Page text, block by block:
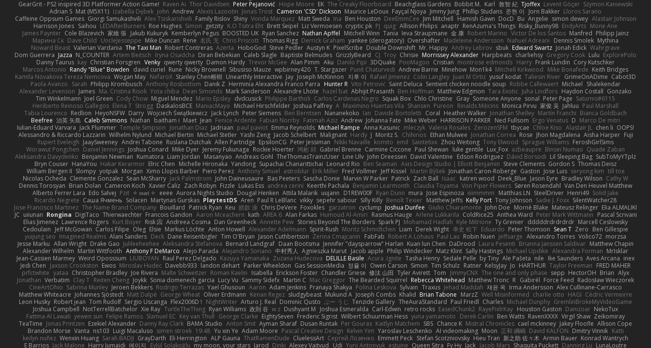
GearGrit - PS2 inspired 3D Platformer Action Game! Raven Ai Thor Davidsen Peter Pejanović Hope Moore EK The Creaky Floorboard Beachglass Gardens Bobbit M. Karl 敦智 紀 Tjoffex Levent Göçer Szymon Kaniewski
Adrian S Mat (M5X11) Izabella Dębek john Andrew Alexis Lazootin Jonas Trost Cameron 'CSD' Dickson Maurice LeDoux Fayçal Njoya Jimmy Jung Phillip Studans 준현 이 Jorn Bakker Lloros Sarano
Caffeine Oppsum Games Giorgi Samukashvili Alex Tsiskarishvili Family Rislov Shiny Vonda Marquez Matt Sweda Ina Ben Houston DeeEmmCee Jim Mitchell Hamish Gawn DocD Bu Angelie simon dewey Alastair Johnson
Harrison Jones Saihou LEDAfterBurners Roe Hughes Simon getzity K.O Tsitra Eht Brett Seipel Liz Vermoesen cryptic pk PJ quig Allison Philips anaptr RenAzuma's Things Risky_Bunny98 EndyArts Mone Ane
James Paynter Cole Blazevich 家維 張 Jakub Kukuryk Kemberlyn Pegus BOOSTED UK Ryan Sanchez Nathan Apffel Mitchell Winn Tania Ieva Straupmane 金 康 Robert Marino Victor De los Santos Manfred Philipp Jainz
Марина Ск Dave Child UncleJesseppe Mike Duncan Rene 名氏 无 Chris Priscott Thomas Rigg Derrick Graham yankee (derogatory) Overshafter Madeleine Andersson Nahuel Adreani Dennis Smolek Mythina
Noward Beast Valerian Vardania The Taxi Man Robert Contreras Azerta HoboGod Steve Pedler Austyn K PixelScribe Double Downshift Mr. Happy Andrey Lebrov sbuk Edward Swartz Jonah Edick Wahrgrave
Dom Guerrera Jazza N_COUNTER Artem Beitsch Iryna Osadcha Diran Bebekian Caleb Slagle Baptiste Belmudes GrizzlyBeard CJ Troy Chrisie Morrissey Alexander Harpbeats charliehsy Gregory Cook Lulu ExplorePolo
Danny Taurus kay Christian Forsgren Venky qwerty qwerty Damon Hardy Trevor McGee Alan Pimm Aku Danilo Pipi 3DQuake PooMagoo Cristian montrose edmonds Harry Frank Lundin Cory Kutschker
Marcos Antonio Randy "Blue" Bowden david curiel Rune Nicky Brownell Sibusiso Mauze wpbirney420 T. Stargazer Punit Chaturvedi Andrew Barrie Minehow Mon1k4 Mitchell Kirkwood Mike Bonafede Keith Bridges
Kamila Novakova Tereza Nemcova Wogan May NefaroX Stanley Chen榕樹 Unearthly Interactive Jay Joseph McKinnon 지후 이 Rafael Jimenez Colin Langley Juan M Ortiz yusuf kodat Taliesin River GrimeOnADime Cabot3D
Paola Avanzo Sarah Philipp Krombusch Anthony Rosbottom Danik Z Herminia Alexandra Franco Parra Hunter R Vito Petrović Saint Deluca Sentient chicken noodle soup Robbe Callewaert Michael Shalekendar
Alexander Levenson James Ma. Cristina Risoli Yota chiba Dean Simonds Mark Sanderson Alexandre Lhote hazel bat Abhijit Prasanth Ben Hoffman Matthew Edgmon Tara Exotic Juha Lindfors Haydon Costall Gonzako
Tim Winkelmann Joel Green Cody Chow Miguel Mendez Mario Epsley dvdcusick Philippe Bartholi Carlos Cardenas Negro Squak Box Chlo Christine Gray Someone Anyone sonal Peter Page Saturnis#6115
Heriberto Reinoso Gallegos Elena T Strogg DaskalosBCE ManiacMayo Michael Hirschfelder Joshua Palfrey A Maximino Huertas Vila Shansen Pureon Rinalds Miļicins Monica Pirvu 家俊 吴 Jahluu Paul Marshall
Tabia Lourenco Redlion HeyoNSFW Darry Wojciech Świątkiewicz Jack Lynch Peter Siemens Ben Berntsen Nananekoko Ian Davide Bortoletti Coral Heather Walker Jonathan Shelley Martín Franchi Bianca Goldbach
Beefree 治英 矢島 Caleb Simmons Nathan baitham i Maet Jean Fenice Ardente Fabian Norrby Fatimah Aziz Andrew Johanna Fate Mike Weber HARRISON PARKER Ned Fullsom Ergo Venatus D Marco De mitri
Iulian-Eduard Varvara Jack Plummer Temple Simpson Jonathan Diaz Jadriaan paul paviot Emma Reynolds Michael Rampe Anna Kasunic mleczyk Valeria Rosales ZerozenSFM tbycae Chloe Kiso Alastair JL chen li OOPS!
Alessandro & Riccardo Lazzarin Wilhelm Nylund Michael Bertin Michael Stetler Yashi Zeng Jacob Schelbert Malignant Hardy J Moritz S. Chihirios Ethan Mulwee Jonathan Correa Rose Jhon Magdalena Aisha Harper Fuji
Rupert Eveleigh JaaySweeney Andrei Tabone Ruslana Dutchak Allen Partridge EpsilonCG Peter Jessiman Nikki Navaille komito emil Saintetixx Zhou Weitong Tony Elwood Sprague Williams FeroshGirlSims
Worawut Pongchen Daniel Jennings Joshua Conard Mike Dyer Jeremy Fukunaga Rockie Hoerter 鸿彬 邱 Gabriel Brenne Carmine Ciccone Paul Shewan luke gentile Lux_Fox azbeaupre Binsei Numao Quade Zaban
Aleksandra Davydenko Benjamin Newman Kumatora Liam Jordan Masanyao Andreas Gohl TheThomasTrainzUser Line Ulv John Dreessen David Valentine Edson Rodriguez Dávid Borsodi Lil Sleeping Bag SubToMyYTplz
Bryn Couser HanaYou Hakar Kerarmor Elric Chen Michelle Hironaka Yandong Supachai Chanarittichai Leonard Rio Ben Seaman Axis Design Studio | Elliott Benjamin Steve Clements Gordon S Thomas Deisz
William Bergen II Slompy yotpak Morgan Ximo Llopis Barber Piero Perez Anthony Simuel astroblur Erik Miller Fred Vollmer Jeff Kissel Martin Býšek Jonathan Caron-Roberge Gaston Jose Luis seryong kim till toe
Nicolas Ocheda Clemente Gonzalez Sean McSharry Jack Palmstrom John Daineusaure Bas Peeters Sascha Donie Marvin W Parker Patrick Zach Ball Isaac katren wood Deek_Blue Jason Eyre Bradley Wilson Cathy W
Dennis Torosyan Brian Dolan Cameron Koch Xavier Caliz Zach Robyn Fizzle Lukas Ess andrea cerini Keerthi Pachala Benjamin Learmonth Claudia Toyama Von Piper Flowers Søren Rosendahl Van Den Heuvel Matthew
Alberto Ferrer Lara Edo Salvej Pzit ✧ 𝔪𝔞𝔯𝔦 ✧ eeee Aurora Nights Studio Dougal Henken Attila Malarik uujann D1REW00F Ryan Dunn mura Jose Espinoza iiiimmmm Matthias LN SteelDriver Henri49 Solid Jake
Ricardo Negrete Саша Ячмень Solacen Martynas Gurskas PlaytestDS Aren Paul R LeBlanc vikky sepehr sabour Silly Killy Benoît Texier Matthew Jeffs Kelly Port Tony Johnson Sadie J. Foxx SilentWatcher28
Jose Francisco Martinez The Name Brand Company Bouillard Patrick Ryan Keu 皓欽 涂 Chris DeVere Foxokles garzatron cyclump Joshua Dunfee Giulio Chiaramonte John Doe Mornè Blake Mateusz Relinger Elia ALMALIKI
JC uiiunan Rongina DigiTaco Thierwaechter Francois Gandon Aaron Mceachern kath AREA 6 Alan Farkas Humoud Al-Amiri Rasmus Hauge Arlene Lukkarila ColdRice25 Anthea Ward Peter Mark Wittmann Pascal Scrivani
Elias Jimenez Lawrence Rogers Kurt Boyer Risk 📀 Andreea Cosma Dan Greenheck Annette Pew Stories Beyond The Borders Spark PJ Mohamad Hadlah Kyle Mitrione Ty Grenier dddddrdrdrdrdr Marcell Ceslowsky
Cedoulain Jeff McGowan Carlos Filipe Oleg Elsie Markus Löchte Anton Howell Alexander Adelmann Spirit-Rush Moritz Schmidtchen Liam Derek Wight 幸史 松下 Eduardo Peter Thomson Sean T Zero Ben Gillespie
yuijung seo Imagined Realms Alani Sanders Deck Dane Reisenbigler Tim O'Bryan Jason Cuthbertson Zerina Cmajcanin FabFab Robert A Lohaus Paul Lau Robin Nuen jeffsarge Alexandro Torres Volico72 morzsa
Jesse Marku Allan Wright Drake Gao Julileeheehee Aleksandra Stefanova Bernard Landgraf Daan Bootsma Jennifer "daysparrow" Harlan Kuan lun Chen DaDrood Laura Pesenti Brianna Janssen Saldivar Matthew Chapin
Alexander Wilhelm Martin Wittfooth Anthony F DeMarco Alejo Parada Alejandro Soriano 中村秀人 Agnieszka Marut Jacob apple Philip Windecker Matz Klint Sally Hastings Michael Updike Alexandra Forman MrIsklar
Jean-Cassien Marmey Weird Oposssum LIUBOYAN Raul Perez Delgado Kazuya Yamanaka Zuzana Hudecova DELILLE Basile Acura .Ignite Tasha Henry Sedale Pelle by Tiny Ale Pašeta nile Ike Saunders Aves Arcana inex
Jedi Chen Jaxson Crookston Ewos Miroslav Hudec Davebb933 landon dehart Parker Wheeldon Gas SessionMedia 정율 이 Owen Carson Simon Tim Schulz Ratner KelsyJay Jo HARTHUR Taylor Freeman FRED MAHER
prfctwhite yataa Christopher Bradley Joe Rivera Malte Schweitzer Roman Kaelin Isabella Erickson Foster Chandler Griese 修汰 山田 Tyler Avirett Tom JimmyCNX The one and only phase sepp HectorOH Brian Alyx
Jonathan Verbatim Clay T Reiten Cheng Joykk Sonia domenech garcia Lucy Vu Sammy Sidefx Martin C Mac Greggor The Bearded Squirrel Rebecca Whitehead Matthew Tronc R Gabirél Force Feed Radosław Wieczorek
CineArtOhio Sabrina Munley Jeroen Bekkers Rodrigo Terrazas Yael Ghusoun Aaron Adam Jenkins Pranaya Shakya Polina Leskova Sylvain Traxus Jehad Maddah 재윤 옥 Irma Andersson Alex Cullinane-Carrasco
Matthew Whiteacre Johannes Sjöstedt Matt Dalpé George Wheat Oliver Erdmann Kenan Regez sludgybeast Mukund A Joseph Combs Khalid Brian Tabone MarzZ Well Misinformed charlie otto HAGI Cédric Vermeirre
Leon Husky Robert jean Tom Rudolf Sergio Uscanga Flex2006D ! NightWriter Arturo J. Real Dominic Qusto ぶー うじ Tenzide Gallery TheAuraStandard Paul Friedl Charles Michael Dunphy GremlinBrokeMyVideoGame
Joshua Campbell NotTerrellBatchelor Xie Ray TurtleTheThing Ryan Williams 政則 谷 w z Dushyant M Joshua Esmeralda Carl-Edwin retro rocks EasedChunk2 RayePixlrKay Houston Gaston Danizoar NekoTux
Fattma Al Lawati yewen sun Felipe Ramos Slamuel EC Key van Thull George Clarke EightySeven Frederic Sigrist Wilbert Schuurman Hess yuna yamamoto Derek Carlin Ben Watts RavenXXXX Virgil Shaw Zeikomiray
TeaTime Jonas Printzen Ezekiel Alexander Danny Ray Clark BAMA Studio Anton Smit Ayman Sharaf Dusan Runtak Per Gouras Kaitlyn Matchem SBS Chance K Mistral Chronicles cael mckinney Jakey Floofle Allison Cope
Brandon Morse Vanta ns103 Luigi Macaluso simen stroek 19:48 Yu xin Ye Adam Moore Pascal Creative Design Kelvin Yim Yaroslav Leschenko AI videomaking Moon 正和 綱嶋 David KALFON Dmitry Vinnik Katti
keilyn nuñez Wenxin Huang Sarah BADJI GrayDarth Eli Herrington ALP Gauna ThatRamenDude CluelessArt Cергей Лозенко Emmett Peck Stefan Scotzniovsky Hieu Tran 新之助 佐々木 Armin Bauer Konrad Wantrych
E Barrios Jack Malone Harry Jumaidi 에이지 Eylül Solakoğlu my moon, your stars Jarod Dinki Alexey Vaitvud Udi Yurii Antonyuk estuine Queen Sitra Fy Hy Jack Jacob Mars Shaquita Puckett Danning Lu LunaLoutre